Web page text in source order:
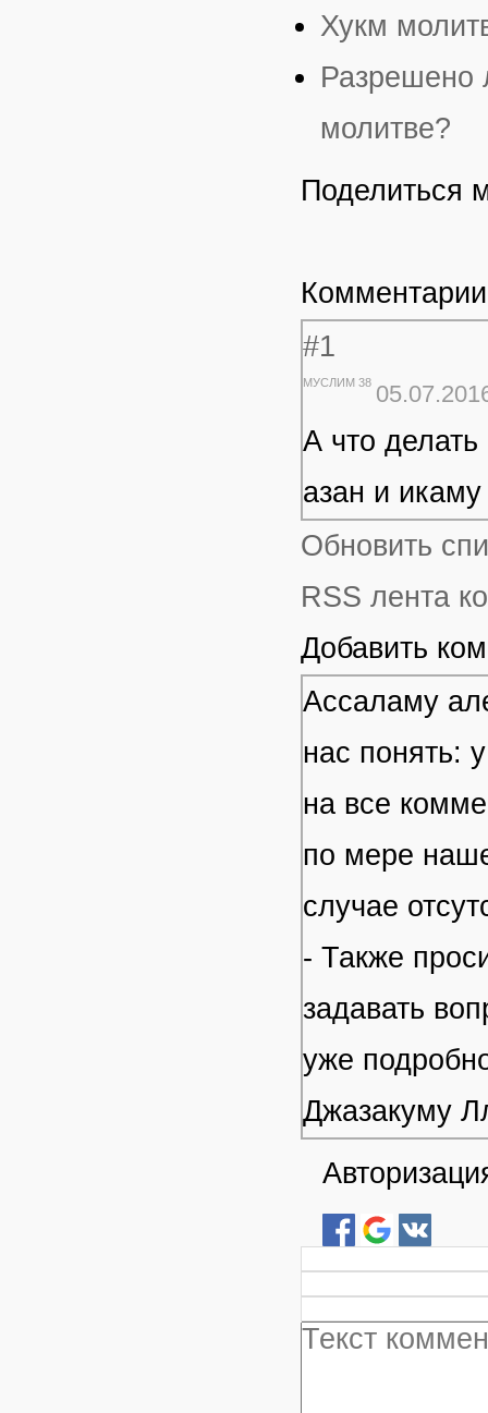
Хукм
Разрешено
молитве?
Поделиться
Комментарии
#1
МУСЛИМ 38
А что
азан и
Обновить
RSS лента
Добавить
Ассаламу
нас понять:
на все
по мере
случае
- Также
задавать
уже
Джазакуму